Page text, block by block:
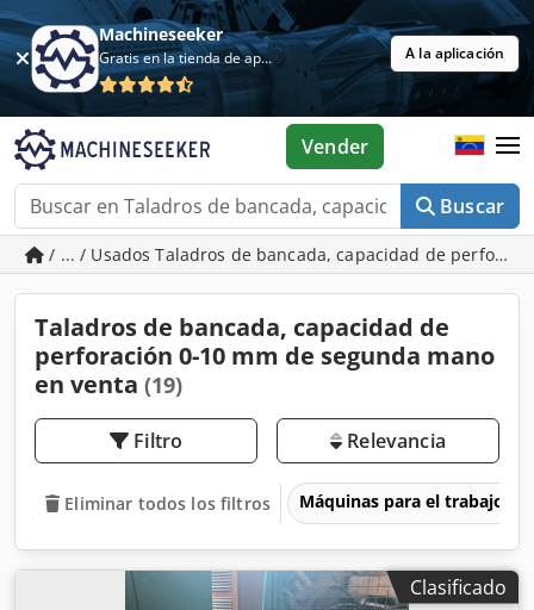
Machineseeker
Gratis en la tienda de aplicaciones A la aplicación
Buscar
Vender
/ ... / Usados Taladros de bancada, capacidad de
Taladros de bancada, capacidad de
perforación 0-10 mm de segunda mano
en venta (19)
Filtro Relevancia
Eliminar todos los filtros Máquinas para el trabajo
Clasificado